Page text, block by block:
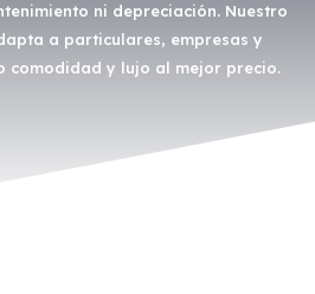
ni depreciación. Nuestro
a particulares, empresas y
comodidad y lujo al mejor precio.